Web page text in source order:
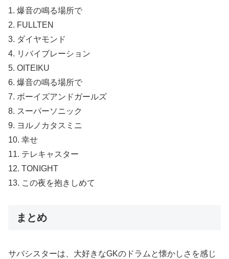
1. 爆音の鳴る場所で
2. FULLTEN
3. ダイヤモンド
4. リバイブレーション
5. OITEIKU
6. 爆音の鳴る場所で
7. ボーイズアンドガールズ
8. スーパーソニック
9. ヨルノカタスミニ
10. 幸せ
11. テレキャスター
12. TONIGHT
13. この夜を抱きしめて
まとめ
サバシスターは、大好きなGKのドラムと懐かしさを感じ